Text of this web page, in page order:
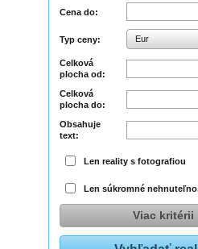
Cena do:
Typ ceny: Eur
Celková
plocha od:
Celková
plocha do:
Obsahuje
text:
Len reality s fotografiou
Len súkromné
Viac kritérii